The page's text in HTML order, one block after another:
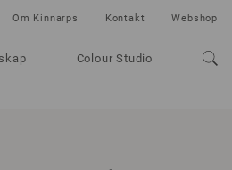
Colour Studio
Om Kinnarps Kontakt Webshop